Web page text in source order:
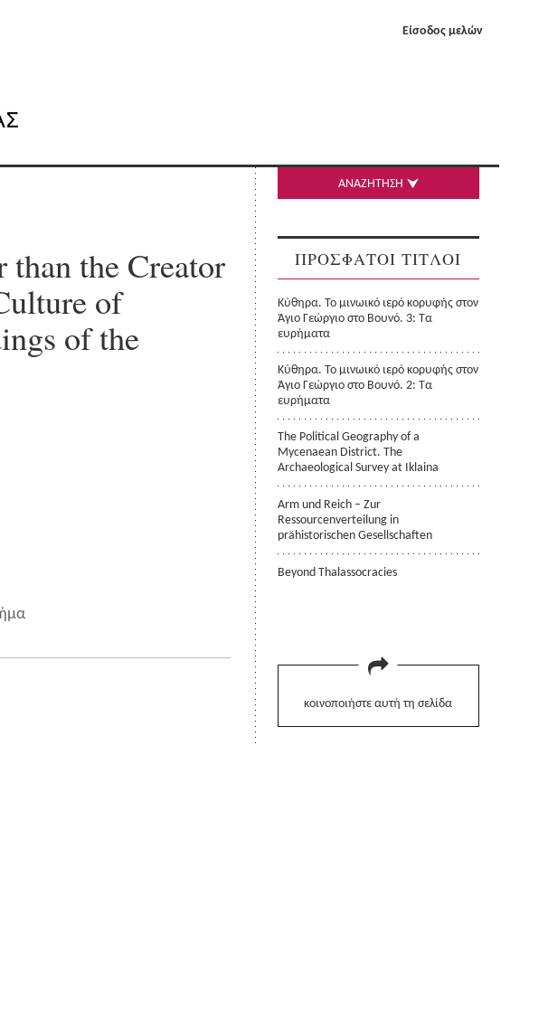
Είσοδος μελών
than the Creator
of
of the
ΑΝΑΖΗΤΗΣΗ
ΠΡΟΣΦΑΤΟΙ ΤΙΤΛΟΙ
Κύθηρα. Το μινωικό ιερό κορυφής στον
Άγιο Γεώργιο στο Βουνό. 3: Τα
ευρήματα
Κύθηρα. Το μινωικό ιερό κορυφής στον
Άγιο Γεώργιο στο Βουνό. 2: Τα
ευρήματα
The Political Geography of a
Mycenaean District. The
Archaeological Survey at Iklaina
Arm und Reich – Zur
Ressourcenverteilung in
prähistorischen Gesellschaften
Beyond Thalassocracies
κοινοποιήστε αυτή τη σελίδα